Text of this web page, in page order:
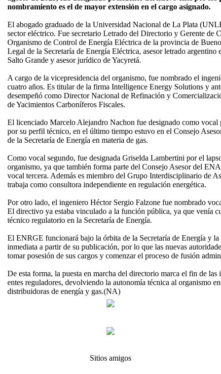
nombramiento es el de mayor extensión en el cargo asignado.
El abogado graduado de la Universidad Nacional de La Plata
sector eléctrico. Fue secretario Letrado del Directorio y Gerente de
Organismo de Control de Energía Eléctrica de la provincia de
Legal de la Secretaría de Energía Eléctrica, asesor letrado
Salto Grande y asesor jurídico de Yacyretá.
A cargo de la vicepresidencia del organismo, fue nombrado el
cuatro años. Es titular de la firma Intelligence Energy Solutions y
desempeñó como Director Nacional de Refinación y
de Yacimientos Carboníferos Fiscales.
El licenciado Marcelo Alejandro Nachon fue designado como vocal
por su perfil técnico, en el último tiempo estuvo en el Consejo
de la Secretaría de Energía en materia de gas.
Como vocal segundo, fue designada Griselda Lambertini por el
organismo, ya que también forma parte del Consejo Asesor del
vocal tercera. Además es miembro del Grupo Interdisciplinario de
trabaja como consultora independiente en regulación energética.
Por otro lado, el ingeniero Héctor Sergio Falzone fue nombrado
El directivo ya estaba vinculado a la función pública, ya que venía
técnico regulatorio en la Secretaría de Energía.
El ENRGE funcionará bajo la órbita de la Secretaría de Energía y la
inmediata a partir de su publicación, por lo que las nuevas
tomar posesión de sus cargos y comenzar el proceso de fusión
De esta forma, la puesta en marcha del directorio marca el fin de las
entes reguladores, devolviendo la autonomía técnica al organismo
distribuidoras de energía y gas.(NA)
Sitios amigos